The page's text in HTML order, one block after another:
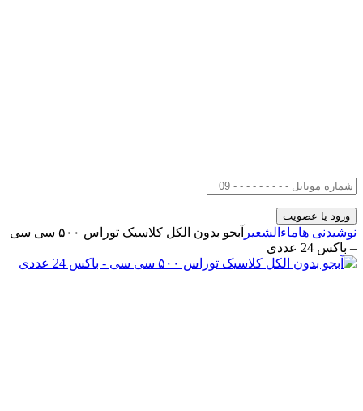
نوشیدنی هاماءالشعیر
آبجو بدون الکل کلاسیک توراس ۵۰۰ سی سی
– باکس 24 عددی